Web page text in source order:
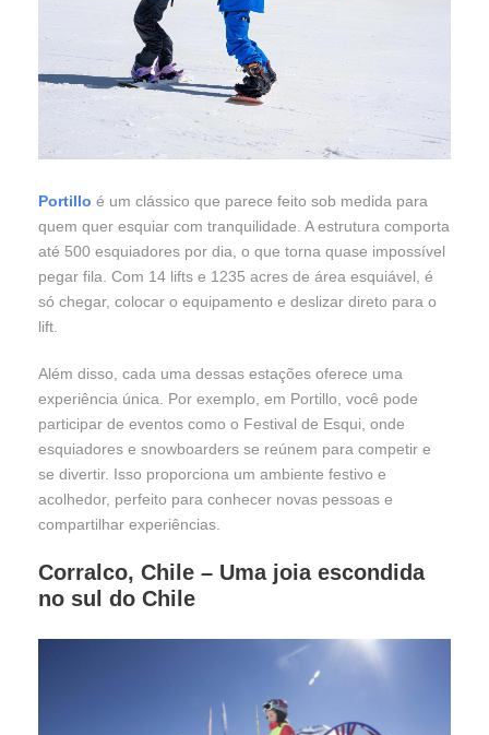
Portillo é um clássico que parece feito sob medida para
quem quer esquiar com tranquilidade. A estrutura comporta
até 500 esquiadores por dia, o que torna quase impossível
pegar fila. Com 14 lifts e 1235 acres de área esquiável, é
só chegar, colocar o equipamento e deslizar direto para o
lift.
Além disso, cada uma dessas estações oferece uma
experiência única. Por exemplo, em Portillo, você pode
participar de eventos como o Festival de Esqui, onde
esquiadores e snowboarders se reúnem para competir e
se divertir. Isso proporciona um ambiente festivo e
acolhedor, perfeito para conhecer novas pessoas e
compartilhar experiências.
Corralco, Chile – Uma joia escondida
no sul do Chile